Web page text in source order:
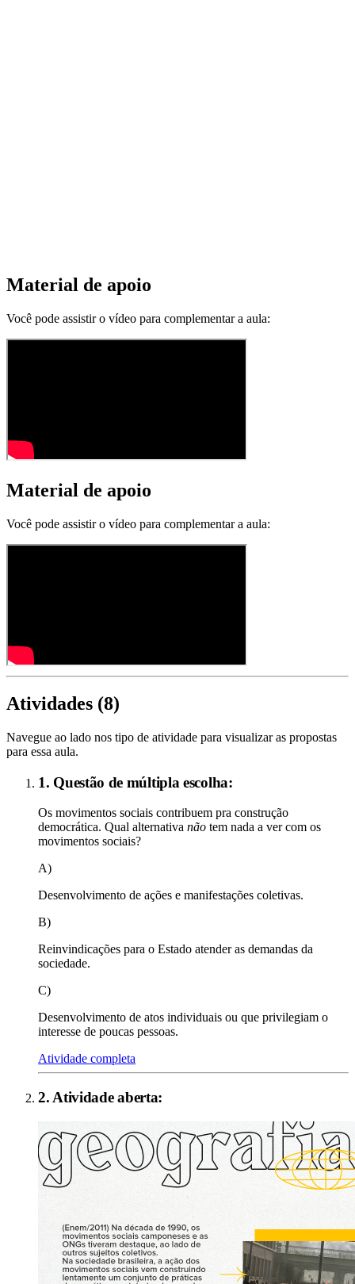
Material de apoio
Você pode assistir o vídeo para complementar a aula:
Material de apoio
Você pode assistir o vídeo para complementar a aula:
Atividades (8)
Navegue ao lado nos tipo de atividade para visualizar as propostas
para essa aula.
1. Questão de múltipla escolha:
Os movimentos sociais contribuem pra construção
democrática. Qual alternativa não tem nada a ver com os
movimentos sociais?
A)
Desenvolvimento de ações e manifestações coletivas.
B)
Reinvindicações para o Estado atender as demandas da
sociedade.
C)
Desenvolvimento de atos individuais ou que privilegiam o
interesse de poucas pessoas.
Atividade completa
2. Atividade aberta: